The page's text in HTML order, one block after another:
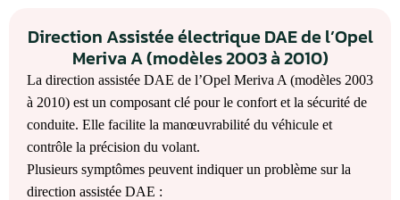
Direction Assistée électrique DAE de l’Opel
Meriva A (modèles 2003 à 2010)
La direction assistée DAE de l’Opel Meriva A (modèles 2003
à 2010) est un composant clé pour le confort et la sécurité de
conduite. Elle facilite la manœuvrabilité du véhicule et
contrôle la précision du volant.
Plusieurs symptômes peuvent indiquer un problème sur la
direction assistée DAE :